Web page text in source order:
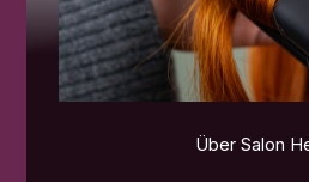
Über Salon